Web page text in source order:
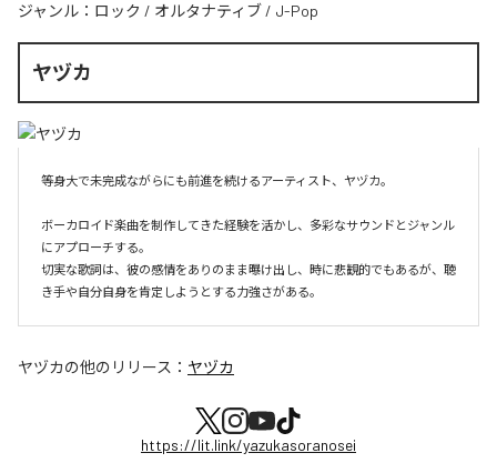
ジャンル： ロック / オルタナティブ / J-Pop
ヤヅカ
等身大で未完成ながらにも前進を続けるアーティスト、ヤヅカ。
ボーカロイド楽曲を制作してきた経験を活かし、多彩なサウンドとジャンル
にアプローチする。
切実な歌詞は、彼の感情をありのまま曝け出し、時に悲観的でもあるが、聴
き手や自分自身を肯定しようとする力強さがある。
ヤヅカの他のリリース： ヤヅカ
https://lit.link/yazukasoranosei